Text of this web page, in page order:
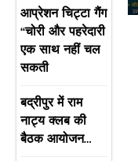
आप्रेशन चिट्टा गैंग
“चोरी और पहरेदारी
एक साथ नहीं चल
सकती
बद्रीपुर में राम
नाट्य क्लब की
बैठक आयोजन…